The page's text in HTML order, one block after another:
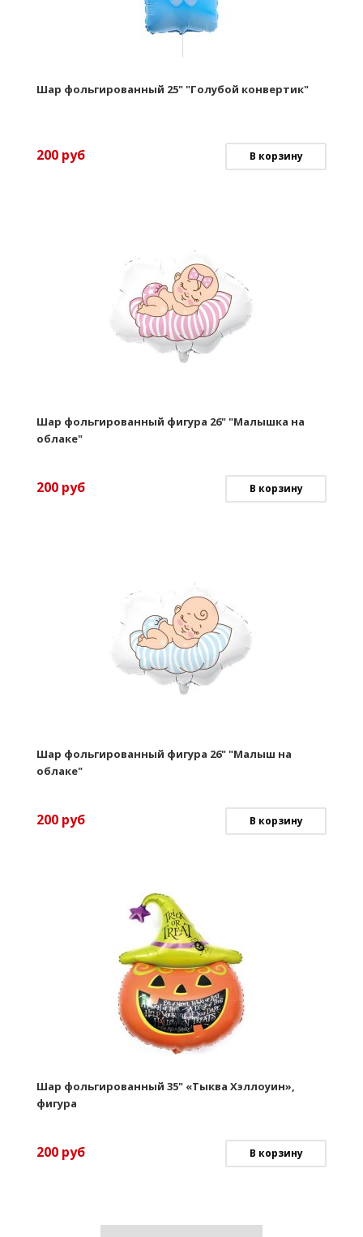
Шар фольгированный 25" "Голубой конвертик"
200 руб В корзину
Шар фольгированный фигура 26" "Малышка на
облаке"
200 руб В корзину
Шар фольгированный фигура 26" "Малыш на
облаке"
200 руб В корзину
Шар фольгированный 35" «Тыква Хэллоуин»,
фигура
200 руб В корзину